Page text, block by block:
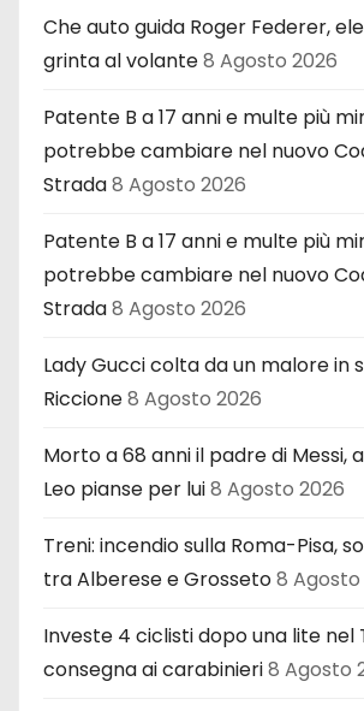
Che auto guida Roger Federer,
grinta al volante8 Agosto 2026
Patente B a 17 anni e multe più
potrebbe cambiare nel nuovo
Strada8 Agosto 2026
Patente B a 17 anni e multe più
potrebbe cambiare nel nuovo
Strada8 Agosto 2026
Lady Gucci colta da un malore in
Riccione8 Agosto 2026
Morto a 68 anni il padre di Messi,
Leo pianse per lui8 Agosto 2026
Treni: incendio sulla Roma-Pisa,
tra Alberese e Grosseto8 Agosto
Investe 4 ciclisti dopo una lite nel
consegna ai carabinieri8 Agosto